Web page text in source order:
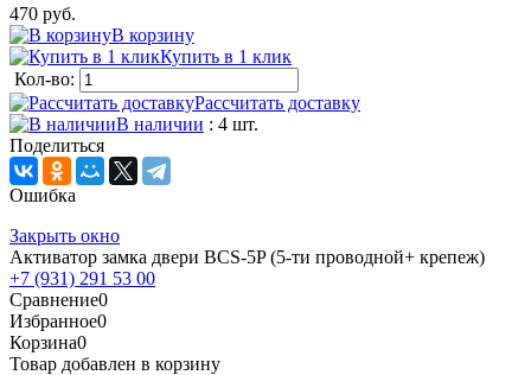
470 руб.
В корзину
Купить в 1 клик
Кол-во:
Рассчитать доставку
В наличии : 4 шт.
Поделиться
Ошибка
Закрыть окно
Активатор замка двери BCS-5P (5-ти проводной+ крепеж)
+7 (931) 291 53 00
Сравнение0
Избранное0
Корзина0
Товар добавлен в корзину